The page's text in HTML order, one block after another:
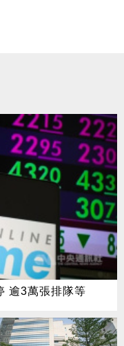
逾3萬張排隊等